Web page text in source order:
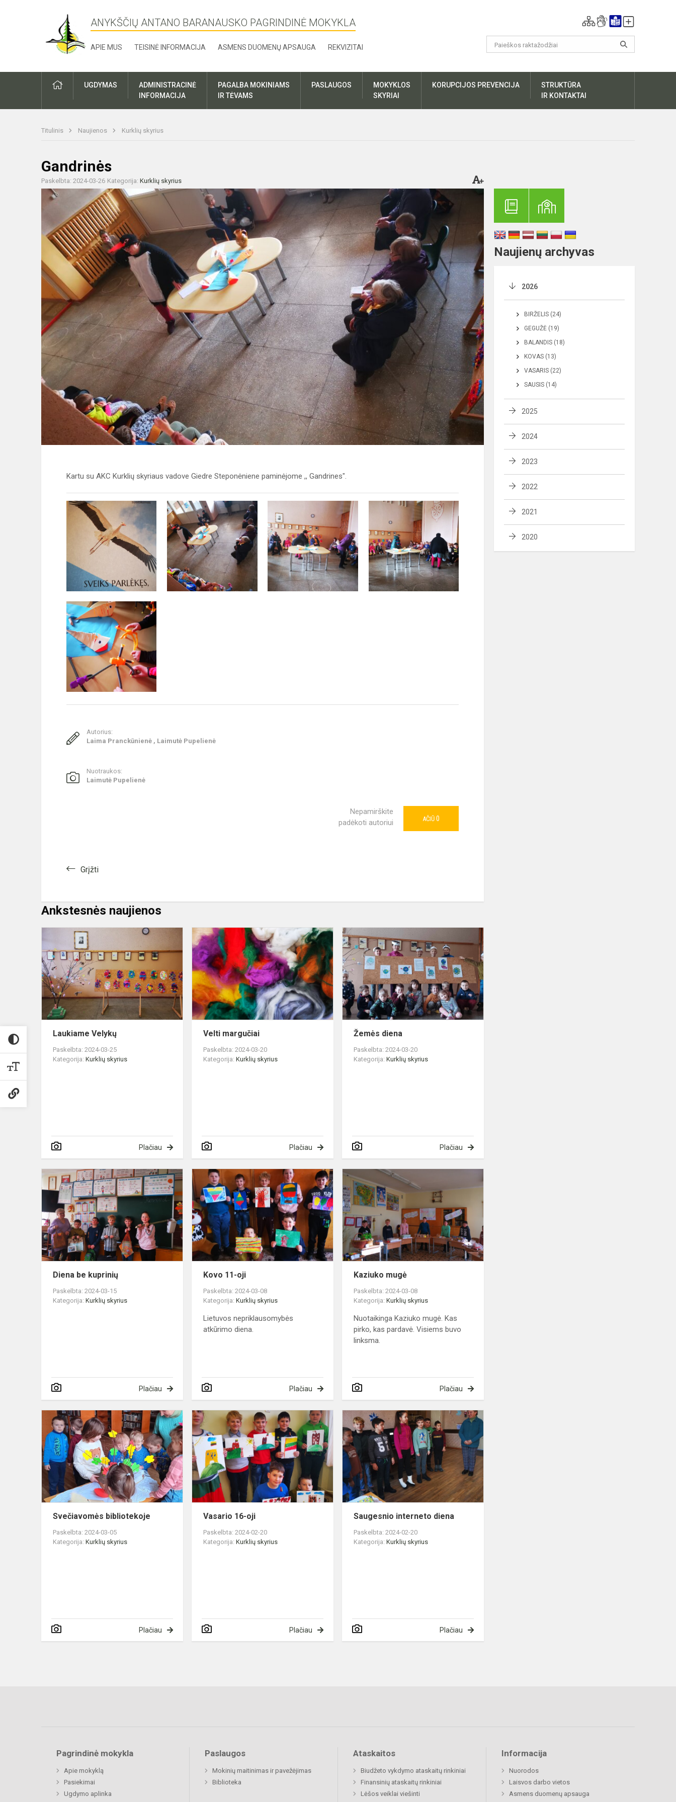
ANYKŠČIŲ ANTANO BARANAUSKO PAGRINDINĖ MOKYKLA
APIE MUS TEISINĖ INFORMACIJA ASMENS DUOMENŲ APSAUGA REKVIZITAI
UGDYMAS
ADMINISTRACINĖ
INFORMACIJA
PAGALBA MOKINIAMS
IR TĖVAMS
PASLAUGOS
MOKYKLOS
SKYRIAI
KORUPCIJOS PREVENCIJA
STRUKTŪRA
IR KONTAKTAI
Titulinis Naujienos Kurklių skyrius
Gandrinės
Paskelbta: 2024-03-26 Kategorija: Kurklių skyrius
Kartu su AKC Kurklių skyriaus vadove Giedre Steponėniene paminėjome ,, Gandrines".
Autorius:
Laima Pranckūnienė , Laimutė Pupelienė
Nuotraukos:
Laimutė Pupelienė
Nepamirškite
padėkoti autoriui
AČIŪ 0
Grįžti
Ankstesnės naujienos
Laukiame
Velykų
Laukiame Velykų
Paskelbta: 2024-03-25
Kategorija: Kurklių skyrius
Plačiau
Velti
margučiai
Velti margučiai
Paskelbta: 2024-03-20
Kategorija:Kurklių skyrius
Plačiau
Žemės
diena
Žemės diena
Paskelbta: 2024-03-20
Kategorija:Kurklių skyrius
Plačiau
Diena
kuprinių
Diena be kuprinių
Paskelbta: 2024-03-15
Kategorija: Kurklių skyrius
Plačiau
Kovo
11-
oji
Kovo 11-oji
Paskelbta: 2024-03-08
Kategorija:Kurklių skyrius
Lietuvos nepriklausomybės
atkūrimo diena.
Plačiau
mugė
Kaziuko mugė
Paskelbta: 2024-03-08
Kategorija:Kurklių skyrius
Nuotaikinga Kaziuko mugė. Kas
pirko, kas pardavė. Visiems buvo
linksma.
Plačiau
Svečiavomės
bibliotekoje
Svečiavomės bibliotekoje
Paskelbta: 2024-03-05
Kategorija: Kurklių skyrius
Plačiau
Vasario
16-
Vasario 16-oji
Paskelbta: 2024-02-20
Kategorija:Kurklių skyrius
Plačiau
Saugesnio interneto diena
Paskelbta: 2024-02-20
Kategorija:Kurklių skyrius
Plačiau
Naujienų archyvas
2026
BIRŽELIS (24)
GEGUŽĖ (19)
BALANDIS (18)
KOVAS (13)
VASARIS (22)
SAUSIS (14)
2025
2024
2023
2022
2021
2020
Pagrindinė mokykla
Apie mokyklą
Pasiekimai
Ugdymo aplinka
Paslaugos
Mokinių maitinimas ir pavežėjimas
Biblioteka
Ataskaitos
Biudžeto vykdymo ataskaitų rinkiniai
Finansinių ataskaitų rinkiniai
Lėšos veiklai viešinti
Informacija
Nuorodos
Laisvos darbo vietos
Asmens duomenų apsauga